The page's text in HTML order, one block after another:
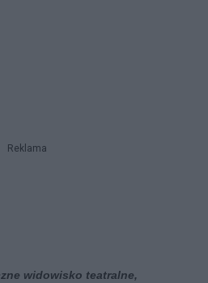
Reklama
widowisko teatralne,